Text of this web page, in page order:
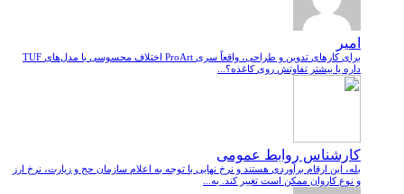
امیر
برای کارهای تدوین و طراحی، واقعاً سری ProArt اختلاف محسوسی با مدل‌های TUF
داره یا بیشتر تفاوتش روی کاغذه؟...
کارشناس روابط عمومی
بله، این ارقام برآوردی هستند و نرخ نهایی با توجه به اعلام سازمان حج و زیارت، نرخ ارز
و نوع کاروان ممکن است تغییر کند. به...